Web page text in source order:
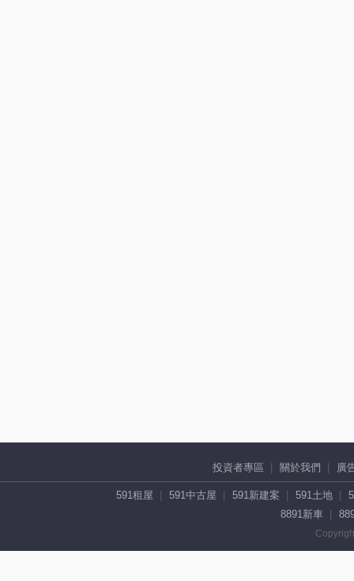
投資者專區 關於我們 廣
591租屋 591中古屋 591新建案 591土地
8891新車